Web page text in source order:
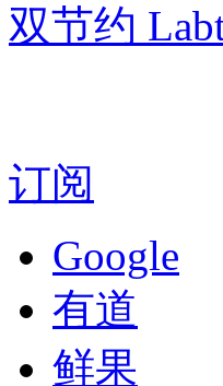
双节约
订阅
Google
有道
鲜果